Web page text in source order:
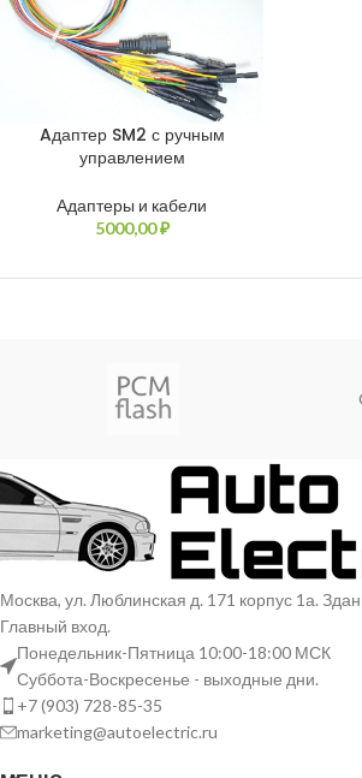
Aдаптер SM2 с ручным
управлением
Адаптеры и кабели
5000,00₽
Москва, ул. Люблинская д. 171 корпус 1а.
Главный вход.
Понедельник-Пятница 10:00-18:00 МСК
Суббота-Воскресенье - выходные дни.
+7 (903) 728-85-35
marketing@autoelectric.ru